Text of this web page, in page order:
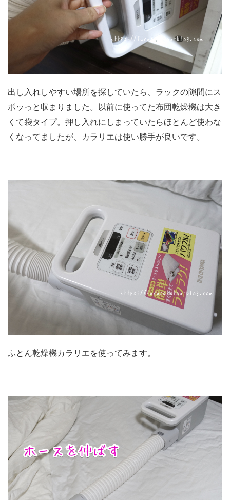
出し入れしやすい場所を探していたら、ラックの隙間にス
ポッっと収まりました。以前に使ってた布団乾燥機は大き
くて袋タイプ。押し入れにしまっていたらほとんど使わな
くなってましたが、カラリエは使い勝手が良いです。
ふとん乾燥機カラリエを使ってみます。